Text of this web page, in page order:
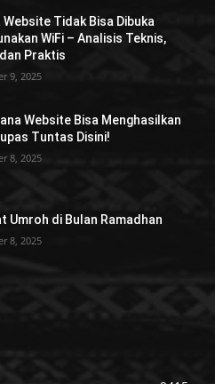
Website Tidak Bisa Dibuka
WiFi – Analisis Teknis,
Praktis
9, 2025
Website Bisa Menghasilkan
Tuntas Disini!
8, 2025
Umroh di Bulan Ramadhan
8, 2025